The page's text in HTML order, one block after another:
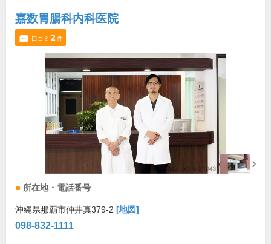
嘉数胃腸科内科医院
口コミ 2件
所在地・電話番号
沖縄県那覇市仲井真379-2 [地図]
098-832-1111